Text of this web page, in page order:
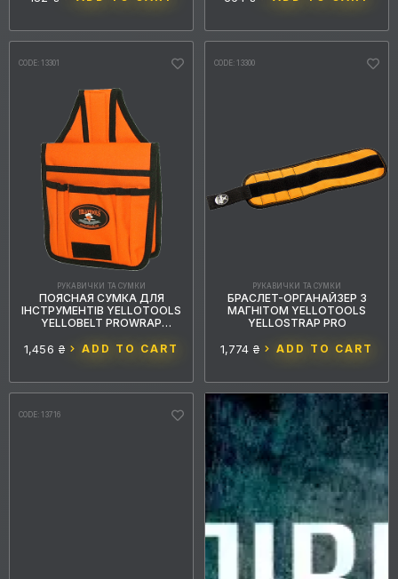
TYPE
Рукавички 6
Reset Entry filters
CODE: 13301
РУКАВИЧКИ ТА СУМКИ
ПОЯСНАЯ СУМКА ДЛЯ
ІНСТРУМЕНТІВ YELLOTOOLS
YELLOBELT PROWRAP
1,456 ₴ ADD TO CART
CODE: 13300
РУКАВИЧКИ ТА СУМКИ
БРАСЛЕТ-ОРГАНАЙЗЕР З
МАГНІТОМ YELLOTOOLS
YELLOSTRAP PRO
1,774 ₴ ADD TO CART
CODE: 13716